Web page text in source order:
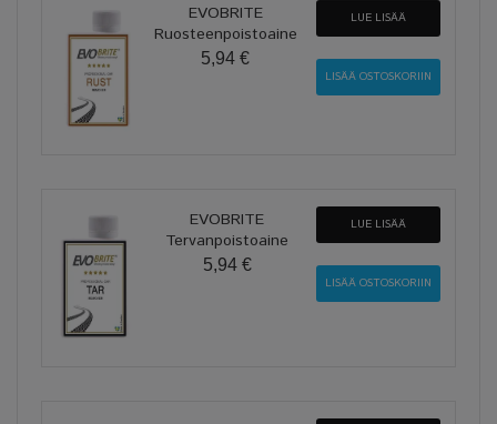
EVOBRITE
Ruosteenpoistoaine
5,94 €
LUE LISÄÄ
EVOBRITE
Tervanpoistoaine
5,94 €
LUE LISÄÄ